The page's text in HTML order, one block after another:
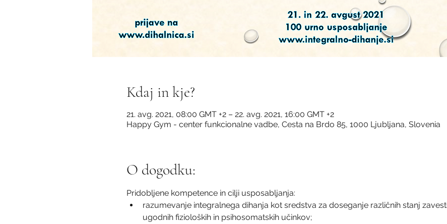
Kdaj in kje?
21. avg. 2021, 08:00 GMT +2 – 22. avg. 2021, 16:00 GMT +2
Happy Gym - center funkcionalne vadbe, Cesta na Brdo 85, 1000 Ljubljana, Slovenia
O dogodku:
Pridobljene kompetence in cilji usposabljanja:
razumevanje integralnega dihanja kot sredstva za doseganje različnih stanj
ugodnih fizioloških in psihosomatskih učinkov;